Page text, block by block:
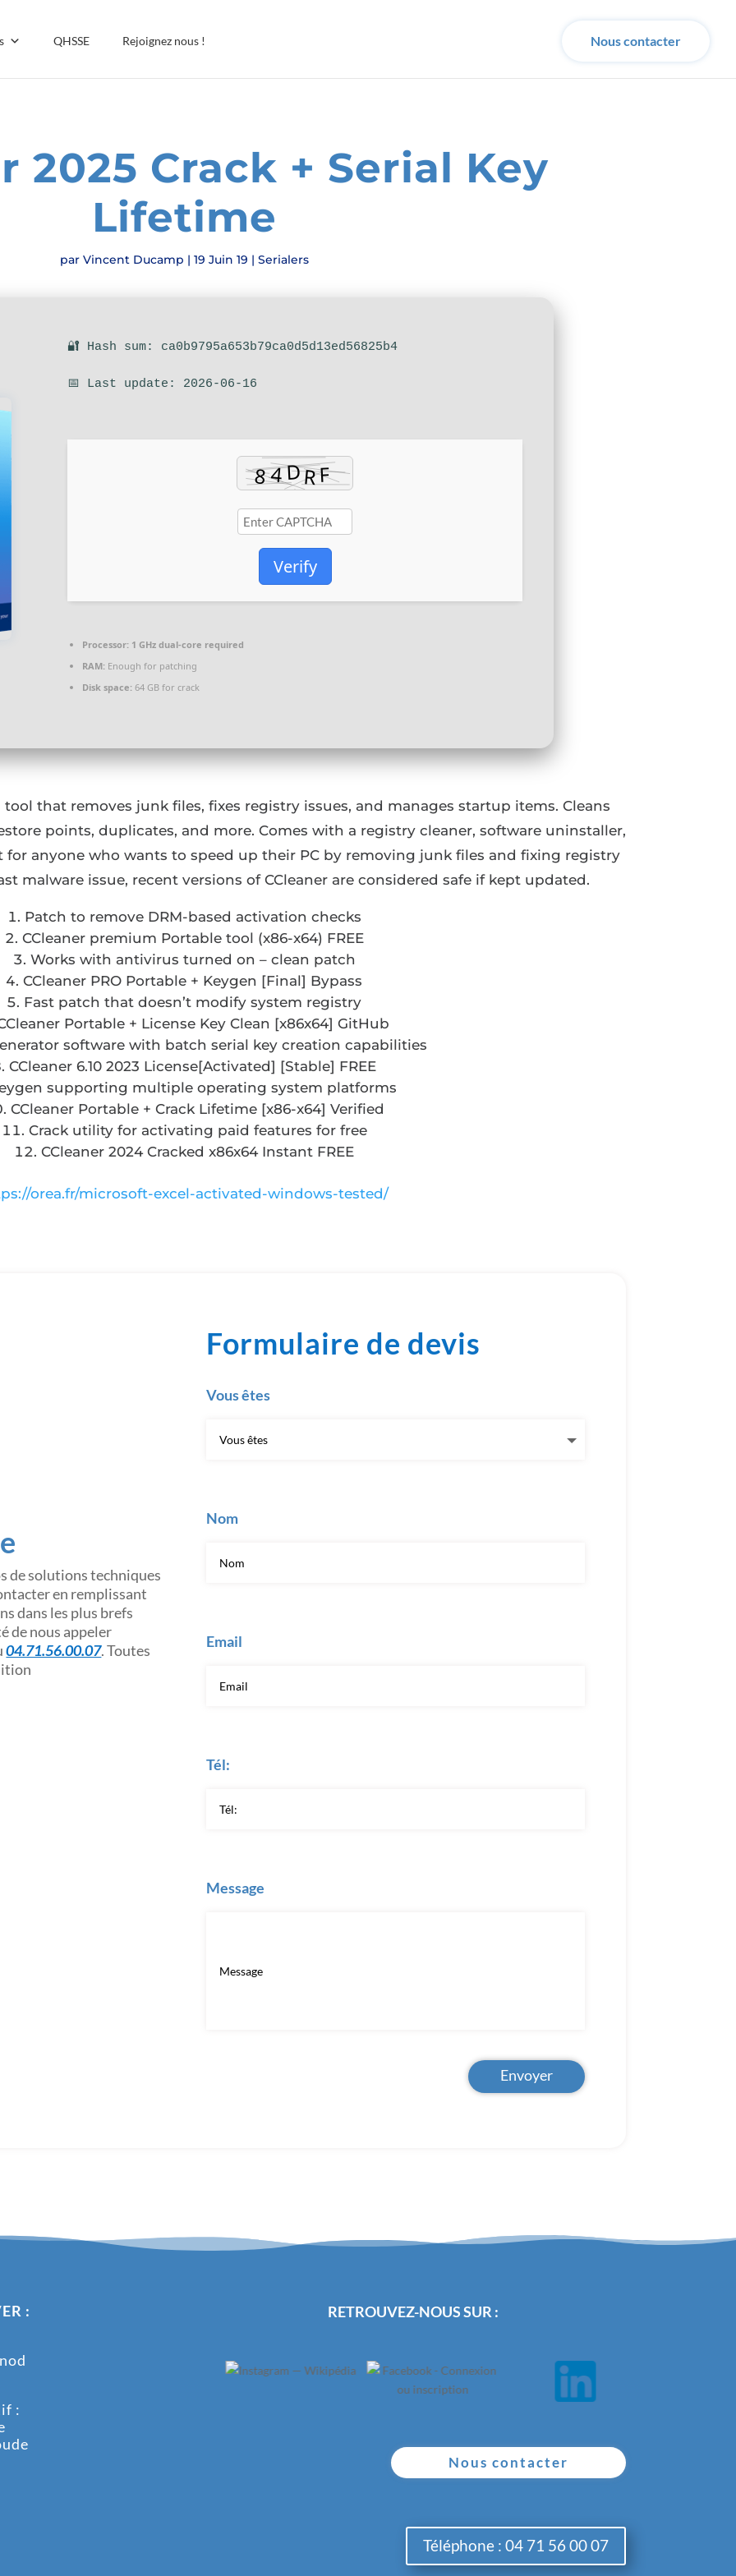
QHSSE Rejoignez nous ! Nous contacter
2025 Crack + Serial Key
Lifetime
par Vincent Ducamp | 19 Juin 19 | Serialers
🔐 Hash sum: ca0b9795a653b79ca0d5d13ed56825b4
📅 Last update: 2026-06-16
Verify
Processor: 1 GHz dual-core required
RAM: Enough for patching
Disk space: 64 GB for crack
that removes junk files, fixes registry issues, and manages startup items. Cleans
points, duplicates, and more. Comes with a registry cleaner, software uninstaller,
for anyone who wants to speed up their PC by removing junk files and fixing registry
malware issue, recent versions of CCleaner are considered safe if kept updated.
Patch to remove DRM-based activation checks
CCleaner premium Portable tool (x86-x64) FREE
Works with antivirus turned on – clean patch
CCleaner PRO Portable + Keygen [Final] Bypass
Fast patch that doesn’t modify system registry
Portable + License Key Clean [x86x64] GitHub
software with batch serial key creation capabilities
CCleaner 6.10 2023 License[Activated] [Stable] FREE
supporting multiple operating system platforms
CCleaner Portable + Crack Lifetime [x86-x64] Verified
Crack utility for activating paid features for free
CCleaner 2024 Cracked x86x64 Instant FREE
orea.fr/microsoft-excel-activated-windows-tested/
de solutions techniques
en remplissant
dans les plus brefs
de nous appeler
04.71.56.00.07. Toutes
Formulaire de devis
Vous êtes
Nom
Email
Tél:
Message
Envoyer
:
:
RETROUVEZ-NOUS SUR :
Nous contacter
Téléphone : 04 71 56 00 07